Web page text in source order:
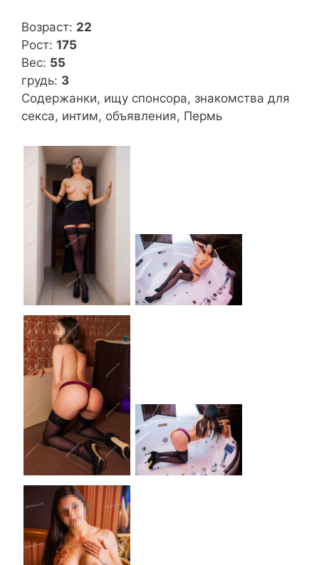
Возраст: 22
Рост: 175
Вес: 55
грудь: 3
Содержанки, ищу спонсора, знакомства для
секса, интим, объявления, Пермь